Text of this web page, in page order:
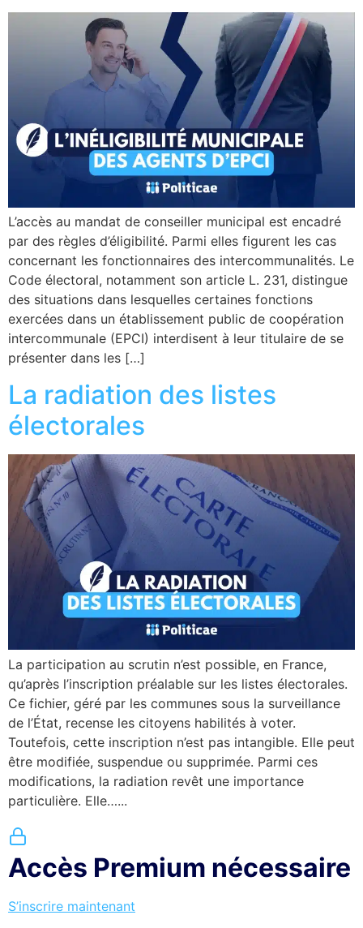
L’accès au mandat de conseiller municipal est encadré
par des règles d’éligibilité. Parmi elles figurent les cas
concernant les fonctionnaires des intercommunalités. Le
Code électoral, notamment son article L. 231, distingue
des situations dans lesquelles certaines fonctions
exercées dans un établissement public de coopération
intercommunale (EPCI) interdisent à leur titulaire de se
présenter dans les […]
La radiation des listes
électorales
La participation au scrutin n’est possible, en France,
qu’après l’inscription préalable sur les listes électorales.
Ce fichier, géré par les communes sous la surveillance
de l’État, recense les citoyens habilités à voter.
Toutefois, cette inscription n’est pas intangible. Elle peut
être modifiée, suspendue ou supprimée. Parmi ces
modifications, la radiation revêt une importance
particulière. Elle…...
Accès Premium nécessaire
S’inscrire maintenant